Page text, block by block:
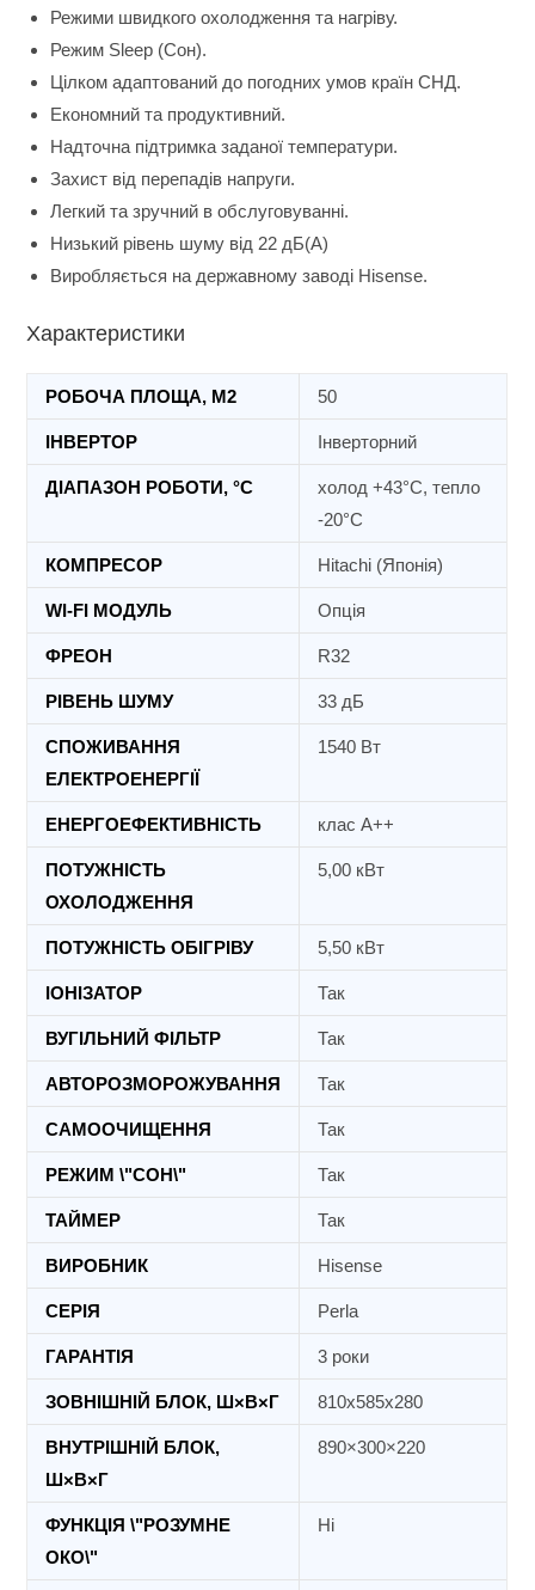
Режими швидкого охолодження та нагріву.
Режим Sleep (Сон).
Цілком адаптований до погодних умов країн СНД.
Економний та продуктивний.
Надточна підтримка заданої температури.
Захист від перепадів напруги.
Легкий та зручний в обслуговуванні.
Низький рівень шуму від 22 дБ(А)
Виробляється на державному заводі Hisense.
Характеристики
РОБОЧА ПЛОЩА, М2 50
ІНВЕРТОР Інверторний
ДІАПАЗОН РОБОТИ, °C
холод +43°C, тепло
-20°C
КОМПРЕСОР Hitachi (Японія)
WI-FI МОДУЛЬ Опція
ФРЕОН R32
РІВЕНЬ ШУМУ 33 дБ
СПОЖИВАННЯ
ЕЛЕКТРОЕНЕРГІЇ
1540 Вт
ЕНЕРГОЕФЕКТИВНІСТЬ клас А++
ПОТУЖНІСТЬ
ОХОЛОДЖЕННЯ
5,00 кВт
ПОТУЖНІСТЬ ОБІГРІВУ 5,50 кВт
ІОНІЗАТОР Так
ВУГІЛЬНИЙ ФІЛЬТР Так
АВТОРОЗМОРОЖУВАННЯ Так
САМООЧИЩЕННЯ Так
РЕЖИМ \"СОН\" Так
ТАЙМЕР Так
ВИРОБНИК Hisense
СЕРІЯ Perla
ГАРАНТІЯ 3 роки
ЗОВНІШНІЙ БЛОК, Ш×В×Г 810x585x280
ВНУТРІШНІЙ БЛОК,
Ш×В×Г
890×300×220
ФУНКЦІЯ \"РОЗУМНЕ
ОКО\"
Ні